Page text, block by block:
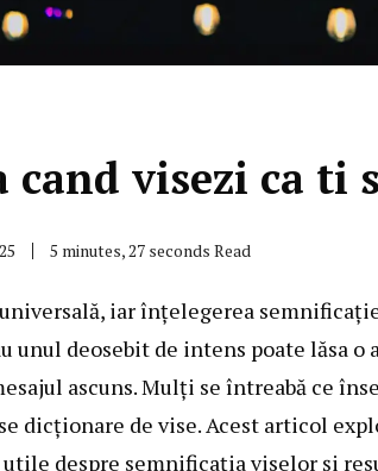
cand visezi ca ti
5 minutes, 27 seconds Read
iar înțelegerea
unul deosebit de intens poate lăsa
ascuns. Mulți se întreabă ce
dicționare de vise. Acest articol
despre semnificația viselor și